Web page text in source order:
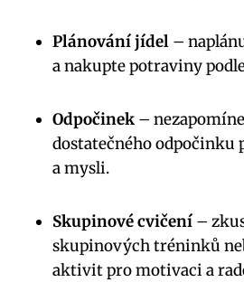
Plánování jídel –
a nakupte potraviny
Odpočinek –
dostatečného odpočinku
a mysli.
Skupinové cvičení –
skupinových tréninků
aktivit pro motivaci a